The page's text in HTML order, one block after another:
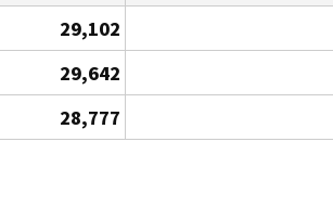
29,102
29,642
28,777